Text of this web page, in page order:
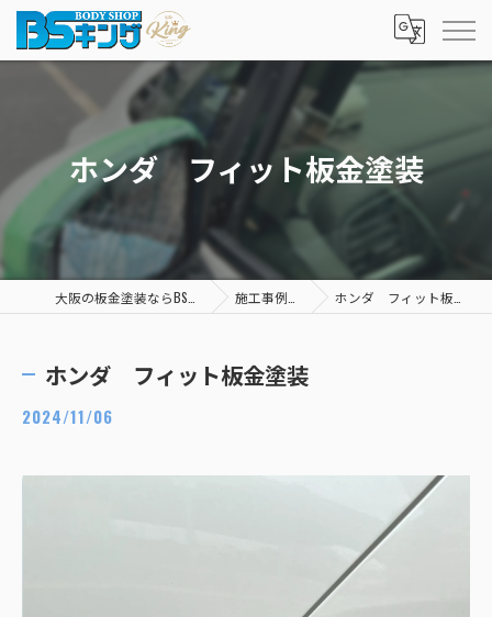
ホンダ フィット板金塗装
施工事例一覧 ホンダ フィット板金塗装
ホンダ フィット板金塗装
2024/11/06